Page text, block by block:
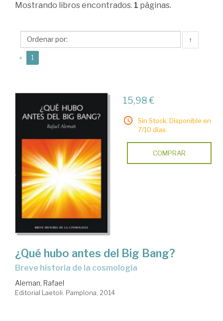
Aleman,
Mostrando libros encontrados. 1 páginas.
↑
« 1
15,98 €
Sin Stock. Disponible en
7/10 días.
COMPRAR
¿Qué hubo antes del Big Bang?
breve historia de la cosmología
Aleman, Rafael
Editorial Laetoli. Pamplona, 2014